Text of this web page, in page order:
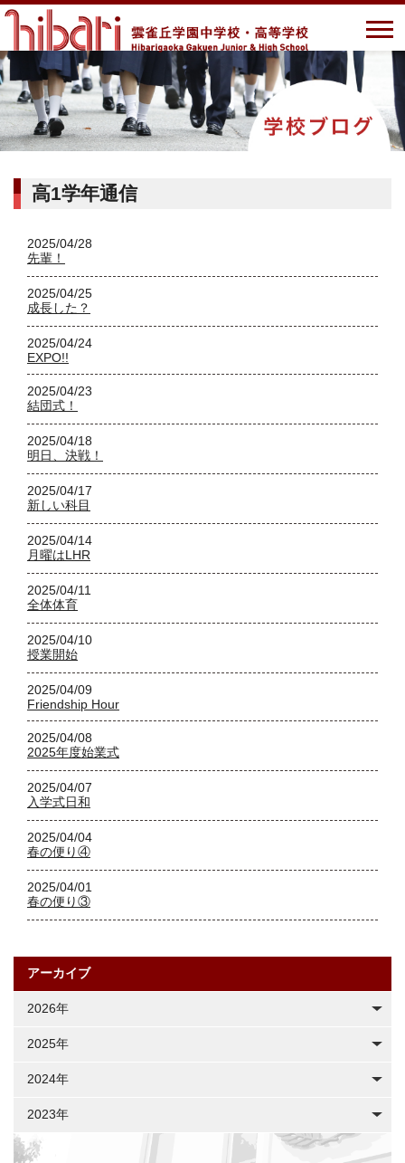
高1学年通信
2025/04/28
先輩！
2025/04/25
成長した？
2025/04/24
EXPO!!
2025/04/23
結団式！
2025/04/18
明日、決戦！
2025/04/17
新しい科目
2025/04/14
月曜はLHR
2025/04/11
全体体育
2025/04/10
授業開始
2025/04/09
Friendship Hour
2025/04/08
2025年度始業式
2025/04/07
入学式日和
2025/04/04
春の便り④
2025/04/01
春の便り③
アーカイブ
2026年
2025年
2024年
2023年